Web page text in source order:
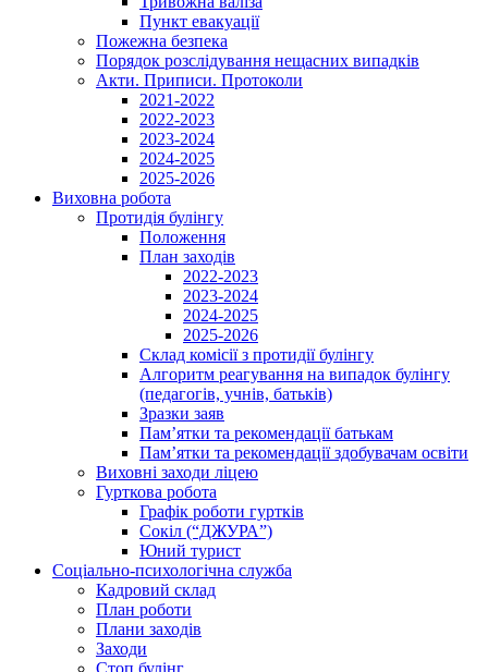
Пункт евакуації
Пожежна безпека
Порядок розслідування нещасних випадків
Акти. Приписи. Протоколи
2021-2022
2022-2023
2023-2024
2024-2025
2025-2026
Виховна робота
Протидія булінгу
Положення
План заходів
2022-2023
2023-2024
2024-2025
2025-2026
Склад комісії з протидії булінгу
Алгоритм реагування на випадок булінгу
(педагогів, учнів, батьків)
Зразки заяв
Пам’ятки та рекомендації батькам
Пам’ятки та рекомендації здобувачам освіти
Виховні заходи ліцею
Гурткова робота
Графік роботи гуртків
Сокіл (“ДЖУРА”)
Юний турист
Соціально-психологічна служба
Кадровий склад
План роботи
Плани заходів
Заходи
Стоп булінг